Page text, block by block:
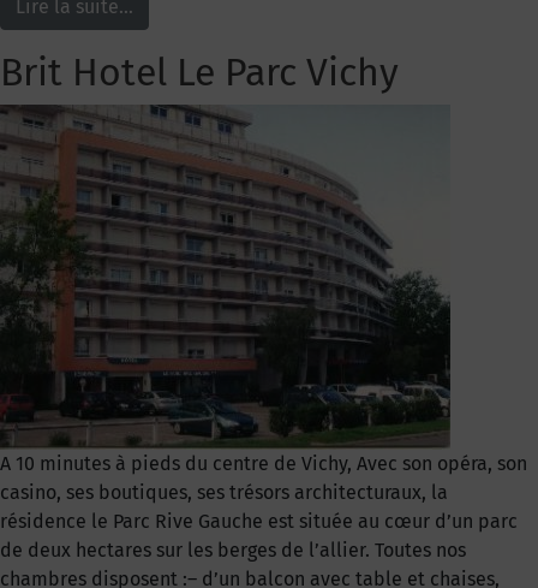
Lire la suite…
Brit Hotel Le Parc Vichy
A 10 minutes à pieds du centre de Vichy, Avec son opéra, son
casino, ses boutiques, ses trésors architecturaux, la
résidence le Parc Rive Gauche est située au cœur d’un parc
de deux hectares sur les berges de l’allier. Toutes nos
chambres disposent :– d’un balcon avec table et chaises,